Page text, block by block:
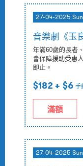
27-04-2025 Sun
音樂劇《玉
年滿60歲的長者
會保障援助受惠
即止。
$182 + $6 手
滿額
27-04-2025 Sun